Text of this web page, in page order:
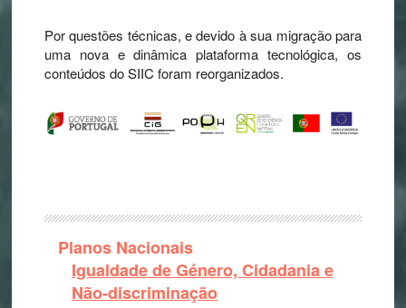
Por questões técnicas, e devido à sua migração para
uma nova e dinâmica plataforma tecnológica, os
conteúdos do SIIC foram reorganizados.
Planos Nacionais
Igualdade de Género, Cidadania e
Não-discriminação